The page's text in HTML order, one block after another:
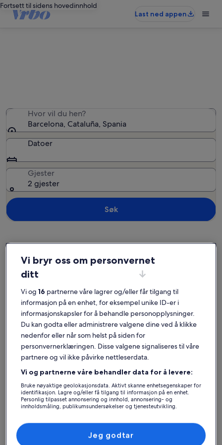
Fortsett til sidens hovedinnhold
Last ned appen
Hvor vil du hen?
Barcelona, Cataluña, Spania
Datoer
Gjester
2 gjester
Søk
Barcelona (og omegn)
Barcelona (og omegn)
Barcelona (og omegn)
Mer informasjon om Catalunya Casas: Mansion Mer
Vi bryr oss om personvernet
ditt
Vi og 16 partnerne våre lagrer og/eller får tilgang til
informasjon på en enhet, for eksempel unike ID-er i
informasjonskapsler for å behandle personopplysninger.
Du kan godta eller administrere valgene dine ved å klikke
nedenfor eller når som helst på siden for
personvernerklæringen. Disse valgene signaliseres til våre
partnere og vil ikke påvirke nettleserdata.
Vi og partnerne våre behandler data for å levere:
Bruke nøyaktige geolokasjonsdata. Aktivt skanne enhetsegenskaper for
identifikasjon. Lagre og/eller få tilgang til informasjon på en enhet.
Personlig tilpasset annonsering og innhold, annonsering- og
innholdsmåling, publikumsundersøkelser og tjenesteutvikling.
Jeg godtar